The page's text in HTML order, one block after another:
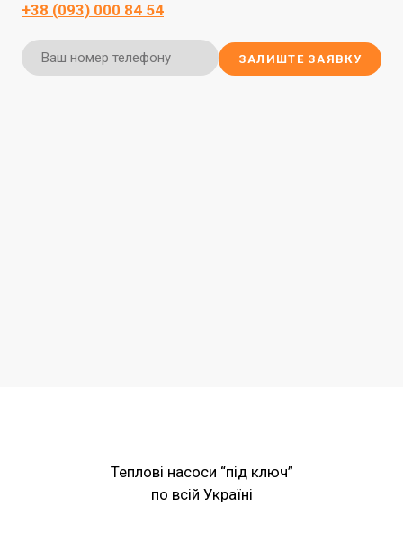
+38 (093) 000 84 54
ЗАЛИШТЕ ЗАЯВКУ
Теплові насоси “під ключ”
по всій Україні